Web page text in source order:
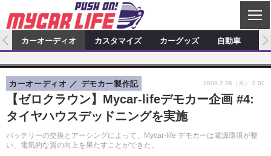
C
L
S
E
カーオーディオ
特集記事 新製品情報
プロショップ検索 ショップ訪問記
カーオーディオニュース デモカー製作記
その他
カスタマイズ
カスタマイズ特集記事 カスタマイズ新製品情報
カスタマイズニュース
カーグッズ
カーグッズ特集記事 カーグッズ新製品情報
カーグッズニュース
自動車
ニュース
アクセスランキング
カーオーディオ カスタマイズ カーグッズ 自動車
【ゼロクラウン】Mycar-lifeデモカー企画 #4:
タイヤハウスデッドニングを実施
バッテリーの交換とアーシングによって、Mycar-life デモカーは電源環境が整
い、電気的な質の向上を果たすことができた。
カーオーディオ デモカー製作記 2009.2.26（木） 0:00